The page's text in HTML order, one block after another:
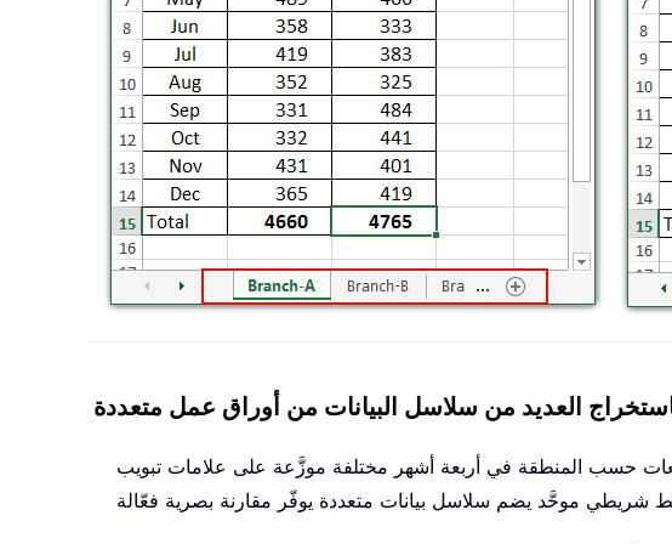
العديد من سلاسل البيانات من أوراق عمل متعددة
حسب المنطقة في أربعة أشهر مختلفة موزَّعة على علامات تبويب